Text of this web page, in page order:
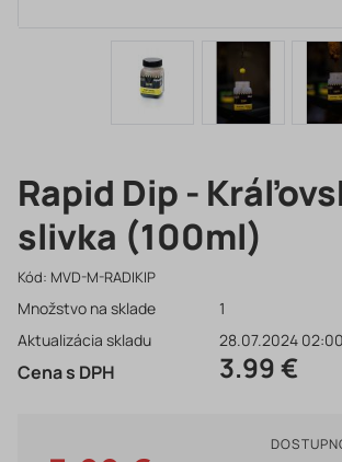
Rapid Dip -
slivka (100ml)
Kód: MVD-M-RADIKIP
Množstvo na sklade
1
Aktualizácia skladu
28.07.2024 02:00
Cena s DPH 3.99 €